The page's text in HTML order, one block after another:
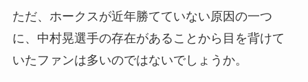
ただ、ホークスが近年勝てていない原因の一つ
に、中村晃選手の存在があることから目を背けて
いたファンは多いのではないでしょうか。